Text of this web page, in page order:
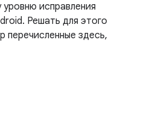
исправления
Решать для этого
перечисленные здесь,